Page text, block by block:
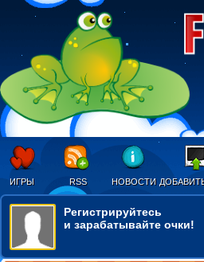
ИГРЫ RSS НОВОСТИ
Регистрируйтесь
и зарабатывайте очки!